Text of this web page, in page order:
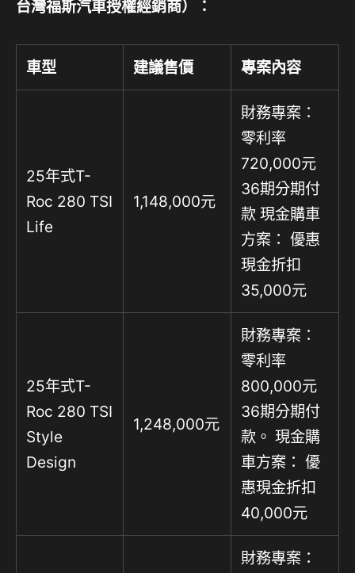
台灣福斯汽車授權經銷商）：
車型 建議售價 專案內容
25年式T-
Roc 280 TSI
Life
1,148,000元
財務專案：
零利率
720,000元
36期分期付
款 現金購車
方案： 優惠
現金折扣
35,000元
25年式T-
Roc 280 TSI
Style
Design
1,248,000元
財務專案：
零利率
800,000元
36期分期付
款。 現金購
車方案： 優
惠現金折扣
40,000元
財務專案：